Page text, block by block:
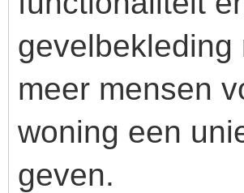
meer mensen
woning een
geven.